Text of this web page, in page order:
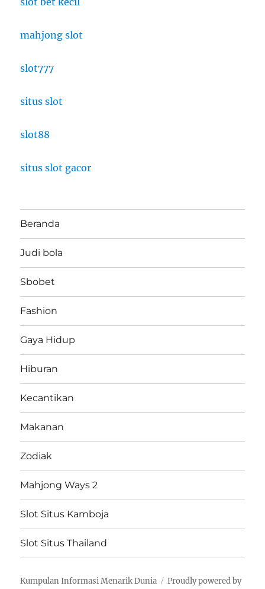
mahjong slot
slot777
situs slot
slot88
situs slot gacor
Beranda
Judi bola
Sbobet
Fashion
Gaya Hidup
Hiburan
Kecantikan
Makanan
Zodiak
Mahjong Ways 2
Slot Situs Kamboja
Slot Situs Thailand
Kumpulan Informasi Menarik Dunia
Proudly powered by